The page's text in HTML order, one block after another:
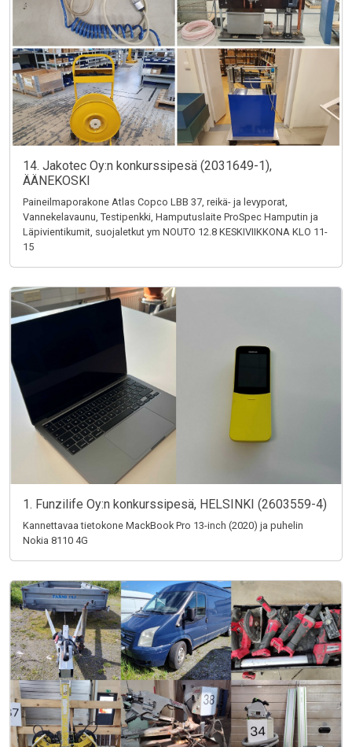
14. Jakotec Oy:n konkurssipesä (2031649-1),
ÄÄNEKOSKI
Paineilmaporakone Atlas Copco LBB 37, reikä- ja levyporat,
Vannekelavaunu, Testipenkki, Hamputuslaite ProSpec Hamputin ja
Läpivientikumit, suojaletkut ym NOUTO 12.8 KESKIVIIKKONA KLO 11-
15
1. Funzilife Oy:n konkurssipesä, HELSINKI (2603559-4)
Kannettavaa tietokone MackBook Pro 13-inch (2020) ja puhelin
Nokia 8110 4G